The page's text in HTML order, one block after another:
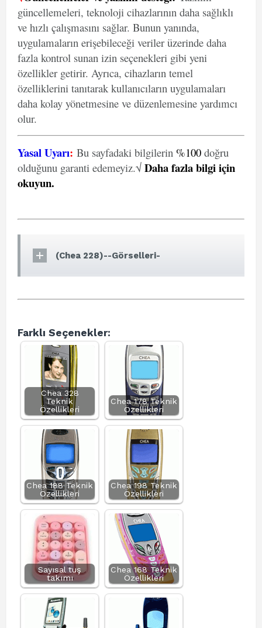
güncellemeleri, teknoloji cihazlarının daha sağlıklı
ve hızlı çalışmasını sağlar. Bunun yanında,
uygulamaların erişebileceği veriler üzerinde daha
fazla kontrol sunan izin seçenekleri gibi yeni
özellikler getirir. Ayrıca, cihazların temel
özelliklerini tanıtarak kullanıcıların uygulamaları
daha kolay yönetmesine ve düzenlemesine yardımcı
olur.
Yasal Uyarı: Bu sayfadaki bilgilerin %100 doğru
olduğunu garanti edemeyiz.√ Daha fazla bilgi için
okuyun.
(Chea 228)--Görselleri-
Farklı Seçenekler:
Chea 328
Teknik
Özellikleri
Chea 178 Teknik
Özellikleri
Chea 188 Teknik
Özellikleri
Chea 198 Teknik
Özellikleri
Sayısal tuş
takımı
Chea 168 Teknik
Özellikleri